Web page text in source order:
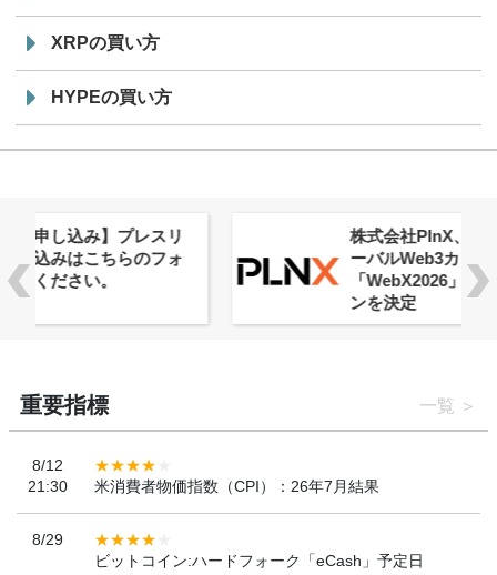
XRPの買い方
HYPEの買い方
株式会社PlnX、アジア最大級のグロ
ーバルWeb3カンファレンス
「WebX2026」とのコラボレーショ
重要指標 一覧
8/12
21:30
米消費者物価指数（CPI）：26年7月結果
8/29
ビットコイン:ハードフォーク「eCash」予定日